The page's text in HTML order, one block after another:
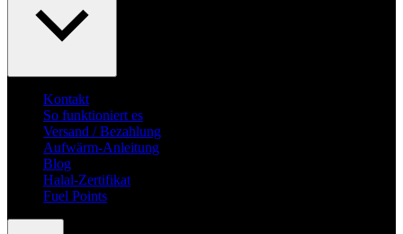
Kontakt
So funktioniert es
Versand / Bezahlung
Aufwärm-Anleitung
Blog
Halal-Zertifikat
Fuel Points